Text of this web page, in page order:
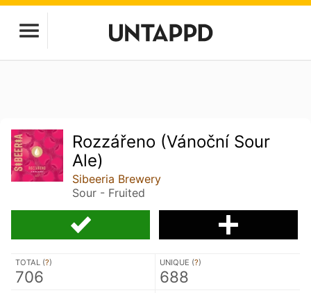
Rozzářeno (Vánoční Sour
Ale)
Sibeeria Brewery
Sour - Fruited
TOTAL (?)
706
UNIQUE (?)
688